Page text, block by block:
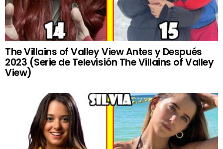
The Villains of Valley View Antes y Después
2023 (Serie de Televisión The Villains of Valley
View)